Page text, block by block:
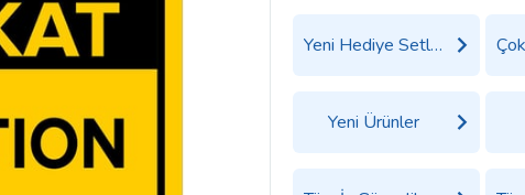
Yeni Hediye Setleri
Yeni Ürünler